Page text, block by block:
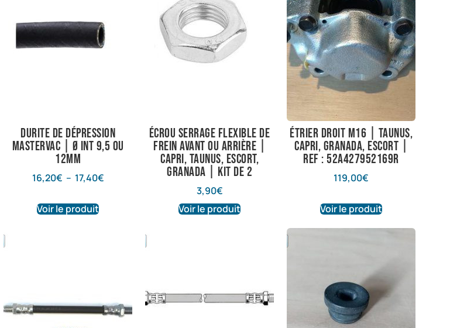
Durite de dépression
Mastervac | Ø int 9,5 ou
12mm
16,20€ – 17,40€
Voir le produit
Écrou serrage flexible de
frein avant ou arrière |
Capri, Taunus, Escort,
Granada | Kit de 2
3,90€
Voir le produit
Étrier droit M16 | Taunus,
Capri, Granada, Escort |
Ref : 52A427952169R
119,00€
Voir le produit